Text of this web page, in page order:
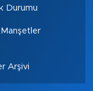
Durumu
Arşivi